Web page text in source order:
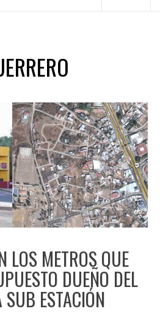
LOS METROS QUE
DUEÑO DEL
SUB ESTACIÓN